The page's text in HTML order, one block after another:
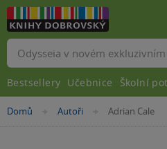
Nacházíte
Domů »Autoři »Adrian Cale
Vyhledávání
Bestsellery Učebnice Školní